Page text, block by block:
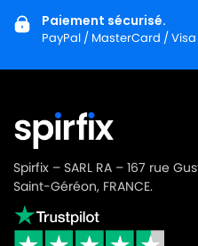
Paiement sécurisé.
PayPal / MasterCard / Visa
Spirfix – SARL RA – 167 rue
Saint-Géréon, FRANCE.